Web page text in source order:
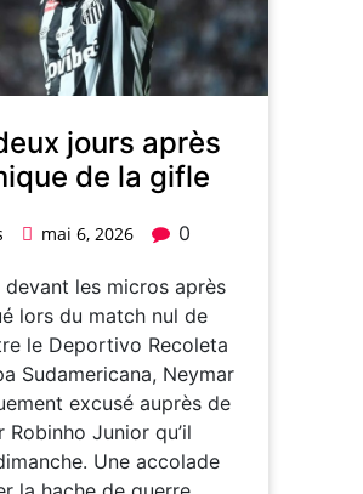
jours après
de la gifle
mai 6, 2026 0
devant les micros après
lors du match nul de
le Deportivo Recoleta
Sudamericana, Neymar
excusé auprès de
Robinho Junior qu’il
Une accolade